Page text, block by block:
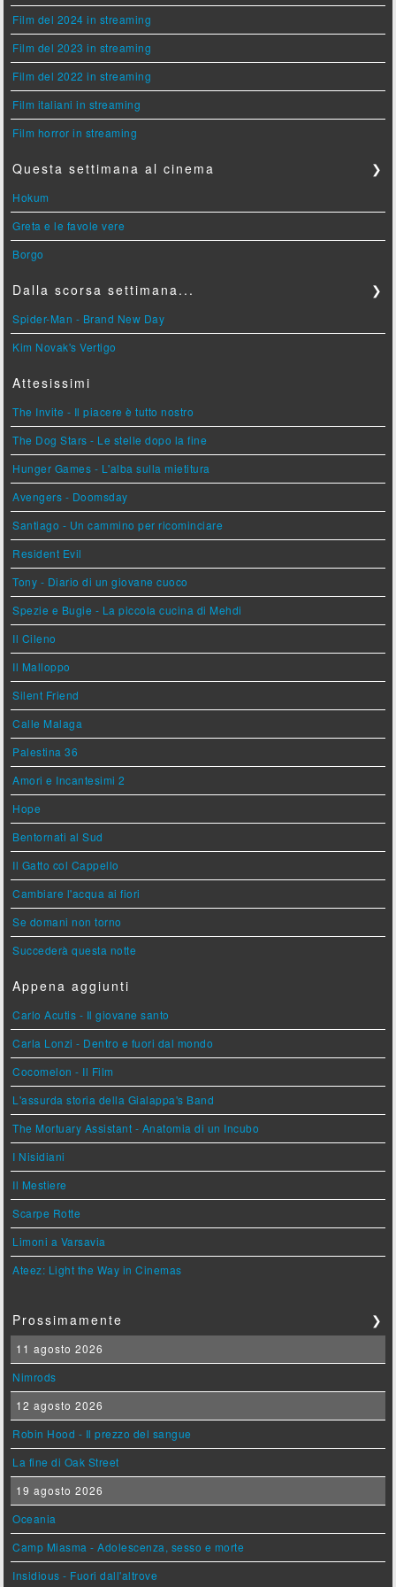
Film del 2024 in streaming
Film del 2023 in streaming
Film del 2022 in streaming
Film italiani in streaming
Film horror in streaming
Questa settimana al cinema ❯
Hokum
Greta e le favole vere
Borgo
Dalla scorsa settimana... ❯
Spider-Man - Brand New Day
Kim Novak's Vertigo
Attesissimi
The Invite - Il piacere è tutto nostro
The Dog Stars - Le stelle dopo la fine
Hunger Games - L'alba sulla mietitura
Avengers - Doomsday
Santiago - Un cammino per ricominciare
Resident Evil
Tony - Diario di un giovane cuoco
Spezie e Bugie - La piccola cucina di Mehdi
Il Cileno
Il Malloppo
Silent Friend
Calle Malaga
Palestina 36
Amori e Incantesimi 2
Hope
Bentornati al Sud
Il Gatto col Cappello
Cambiare l'acqua ai fiori
Se domani non torno
Succederà questa notte
Appena aggiunti
Carlo Acutis - Il giovane santo
Carla Lonzi - Dentro e fuori dal mondo
Cocomelon - Il Film
L'assurda storia della Gialappa's Band
The Mortuary Assistant - Anatomia di un Incubo
I Nisidiani
Il Mestiere
Scarpe Rotte
Limoni a Varsavia
Ateez: Light the Way in Cinemas
Prossimamente ❯
11 agosto 2026
Nimrods
12 agosto 2026
Robin Hood - Il prezzo del sangue
La fine di Oak Street
19 agosto 2026
Oceania
Camp Miasma - Adolescenza, sesso e morte
Insidious - Fuori dall'altrove